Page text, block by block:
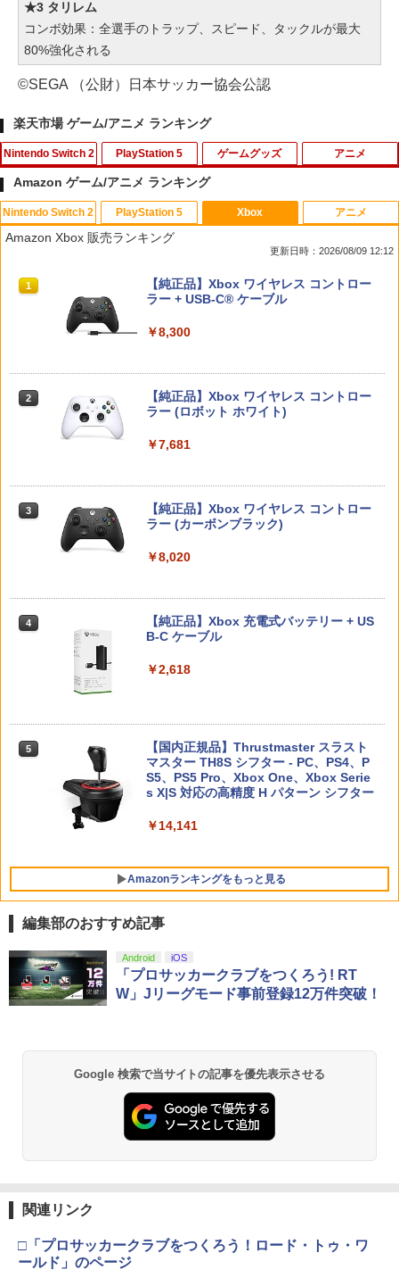
★3 タリレム
コンボ効果：全選手のトラップ、スピード、タックルが最大
80%強化される
©SEGA （公財）日本サッカー協会公認
楽天市場 ゲーム/アニメ ランキング
Nintendo Switch 2
1
ホリ ワイヤレスホリパッド TURBO for
Nintendo Switch 2 ルビーマゼンタ [N
￥7,580
タートダッシュセット)
Nintendo Switch 2 Edition
4
任天堂 【Switch2】ゼルダの伝説 ブレス
オブ ザ ワイルド Nintendo Switch 2 Ed
ンセツ ブレス オブ ザ ワイルド]
鬼武者 Way of the Sword 【Switch2】
POT-P-ABNMA
PlayStation 5
1
シティーズ：スカイライン リマスター
ジャパン・スペシャル・エディション
￥5,591
かけだし騎士の応援パック・かけだし騎
士のスタートダッシュパック)
￥6,526
4
【特典】MARVEL Tōkon: Fighting So
uls(【早期購入封入特典】ロビーのアイ
5
【特典】トゥームレイダー：レガシー・
オブ・アトランティス(【早期購入同梱特
典】コスチューム「ララ・クロフト・サ
バイバー(仮)」（ゲーム内コンテンツ）)
￥7,012
ゲームグッズ
1
PS Vita 2000 アナログスティック・スラ
イドパッド修理用基板 部品 パーツ L R
互換 黒 ブラック オリジナルウエス スラ
￥750
フィルム ガラスフィルム 本体 保護 フィ
ルム シート 液晶保護 ガラス スチーム ス
D ガイド枠 指紋防止
ーチ 収納ケース ハードケース ポーチ 収
￥1,680
￥4,400
ロゲーム互換機 )（ コントローラーアダ
B GBC GBA MD GEN PCE TG-16 PCE
SG
￥25,300
アニメ
1
【中古】おそ松さん 第五松（初回生産
限定版 Blu-ray DISC）/Blu−ray Dis
￥272
￥320
プリート 初回限定版 PS3版「ファイ
ナルファンタジーXIII」体験版・スリー
【中古】うどんの国の金色毛鞠 第一巻/
【送料無料】劇場版「鬼滅の刃」無限城
編 第一章 猗窩座再来(通常版)【Blu-ra
y】/アニメーション[Blu-ray]【返品種別
Amazon ゲーム/アニメ ランキング
Nintendo Switch 2
1
スプラトゥーン レイダース|オンライン
コード版
￥5,832
スプラトゥーン レイダース -Switch2
￥6,447
Nintendo Switch 2(日本語・国内専用)
ンラインコード版
ニンテンドープリペイド番号 5000円|オ
ンラインコード版
PlayStation 5
1
PlayStation 5 デジタル・エディション
日本語専用 Console Language: Japan
Beast of Reincarnation -PS5 【特典】
J) PlayStation 5
トローラー ミッドナイト ブラック(CFI-
ZCT2J01)
【純正品】DualSense ワイヤレスコン
トローラー(CFI-ZCT2J)
￥10,737
Xbox
Amazon Xbox 販売ランキング
更新日時：2026/08/09 12:12
1
【純正品】Xbox ワイヤレス コントロー
ラー + USB-C® ケーブル
￥8,300
2
【純正品】Xbox ワイヤレス コントロー
ラー (ロボット ホワイト)
￥7,681
3
【純正品】Xbox ワイヤレス コントロー
ラー (カーボンブラック)
￥8,020
4
【純正品】Xbox 充電式バッテリー + US
B-C ケーブル
￥2,618
5
【国内正規品】Thrustmaster スラスト
マスター TH8S シフター - PC、PS4、P
S5、PS5 Pro、Xbox One、Xbox Serie
s X|S 対応の高精度 H パターン シフター
￥14,141
Amazonランキングをもっと見る
アニメ
1
劇場版「鬼滅の刃」無限城編 第一章 猗
窩座再来 通常版 [Blu-ray]
劇場版「鬼滅の刃」無限城編 第一章 猗
窩座再来 通常版 [DVD]
￥3,523
3
ナル三方背収納ケース付きコレクション)
(オリジナル特典:オリジナル巾着＋メー
編集部のおすすめ記事
Android iOS
「プロサッカークラブをつくろう! RT
W」Jリーグモード事前登録12万件突破！
Google 検索で当サイトの記事を優先表示させる
関連リンク
□「プロサッカークラブをつくろう！ロード・トゥ・ワ
ールド」のページ